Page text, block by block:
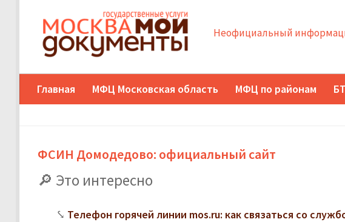
Неофициальный
Главная МФЦ Московская область МФЦ по районам
ФСИН Домодедово: официальный сайт
Это интересно
Телефон горячей линии mos.ru: как связаться со